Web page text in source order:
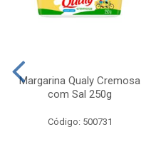
Margarina Qualy Cremosa
com Sal 250g
Código: 500731